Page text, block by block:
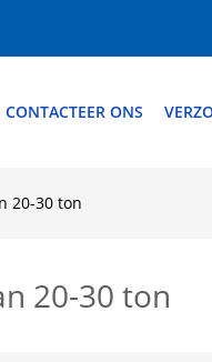
CONTACTEER ONS
20-30 ton
20-30 ton